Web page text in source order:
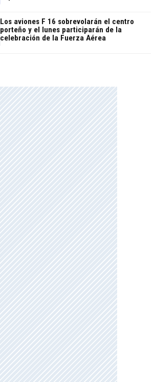
Los aviones F 16 sobrevolarán el centro
porteño y el lunes participarán de la
celebración de la Fuerza Aérea